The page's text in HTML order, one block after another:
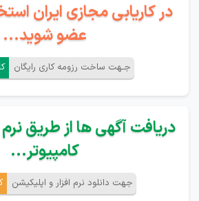
در کاریابی مجازی ایران
عضو شوید...
جـهت ساخت رزومه کاری رایگان
دریافت آگهی ها از طریق نرم
کامپیوتر...
جهت دانلود نرم افزار و اپلیکیشن